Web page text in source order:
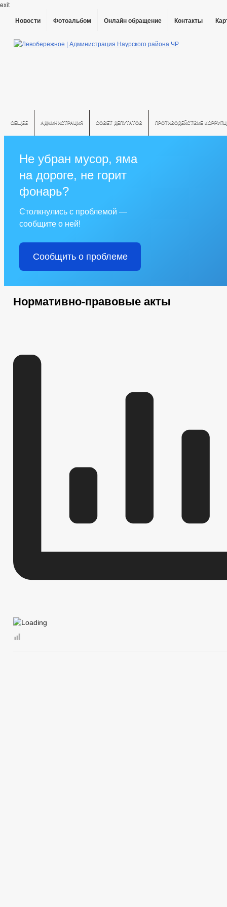
exit
Новости Фотоальбом Онлайн обращение Контакты
ОБЩЕЕ АДМИНИСТРАЦИЯ СОВЕТ ДЕПУТАТОВ ПРОТИВОДЕЙСТВИЕ
Не убран мусор, яма
на дороге, не горит
фонарь?
Столкнулись с проблемой —
сообщите о ней!
Сообщить о проблеме
Нормативно-правовые акты